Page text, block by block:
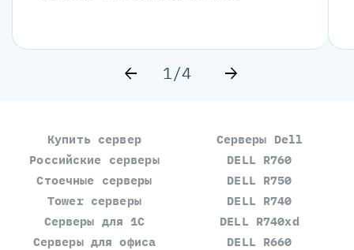
1/4
Купить сервер
Российские серверы
Стоечные серверы
Tower серверы
Серверы для 1С
Серверы для офиса
Серверы Dell
DELL R760
DELL R750
DELL R740
DELL R740xd
DELL R660